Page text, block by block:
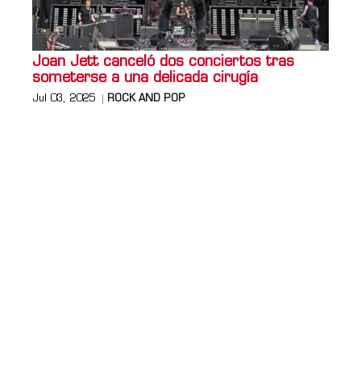
Joan Jett canceló dos conciertos tras
someterse a una delicada cirugía
Jul 03, 2025 ROCK AND POP